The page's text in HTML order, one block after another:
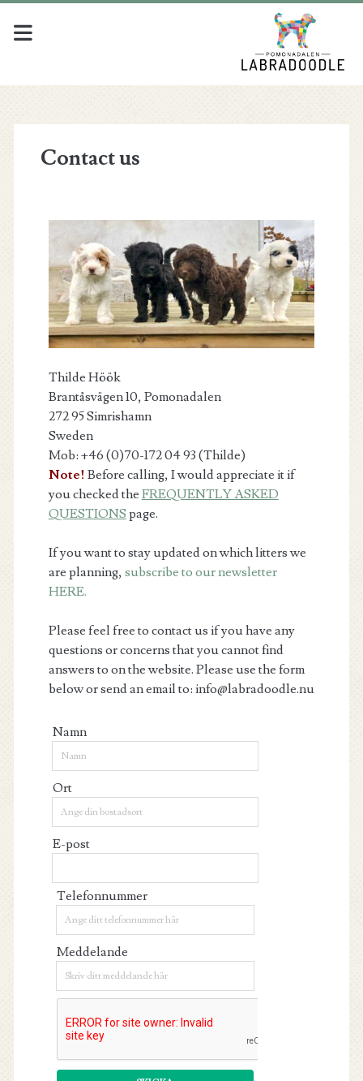
Contact us
Thilde Höök
Brantåsvägen 10, Pomonadalen
272 95 Simrishamn
Sweden
Mob: +46 (0)70-172 04 93 (Thilde)
Note! Before calling, I would appreciate it if
you checked the FREQUENTLY ASKED
QUESTIONS page.
If you want to stay updated on which litters we
are planning, subscribe to our newsletter
HERE.
Please feel free to contact us if you have any
questions or concerns that you cannot find
answers to on the website. Please use the form
below or send an email to: info@labradoodle.nu
Namn
Ort
E-post
Telefonnummer
Meddelande